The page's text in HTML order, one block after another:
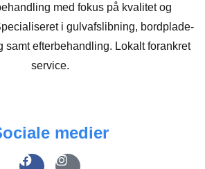
med fokus på kvalitet og
i gulvafslibning, bordplade-
samt efterbehandling. Lokalt forankret
service.
medier